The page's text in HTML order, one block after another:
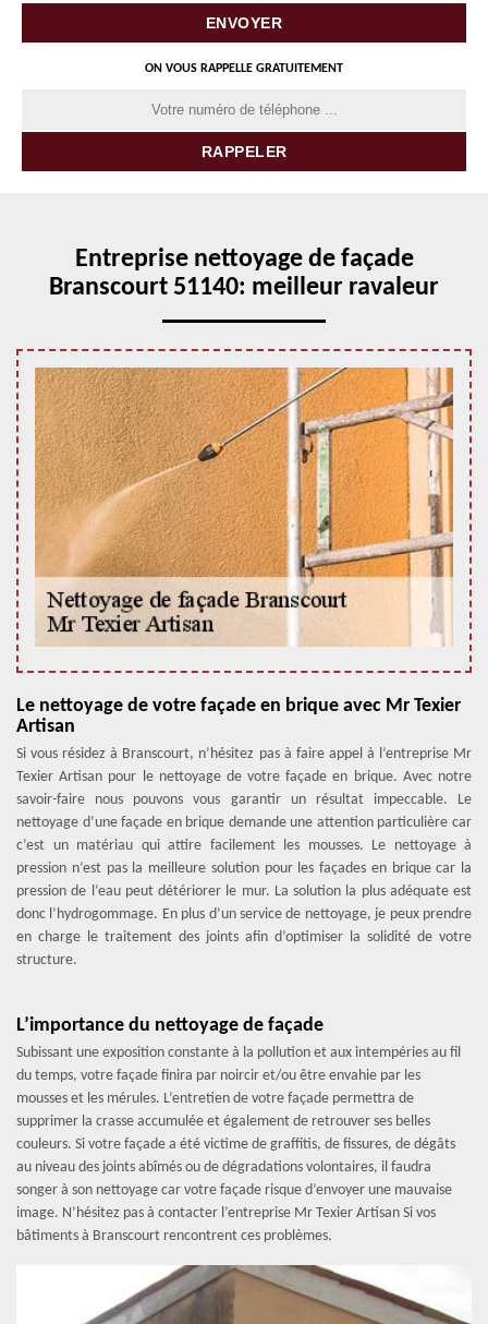
ON VOUS RAPPELLE GRATUITEMENT
Entreprise nettoyage de façade
Branscourt 51140: meilleur ravaleur
Le nettoyage de votre façade en brique avec Mr Texier
Artisan
Si vous résidez à Branscourt, n’hésitez pas à faire appel à l’entreprise Mr
Texier Artisan pour le nettoyage de votre façade en brique. Avec notre
savoir-faire nous pouvons vous garantir un résultat impeccable. Le
nettoyage d’une façade en brique demande une attention particulière car
c’est un matériau qui attire facilement les mousses. Le nettoyage à
pression n’est pas la meilleure solution pour les façades en brique car la
pression de l‘eau peut détériorer le mur. La solution la plus adéquate est
donc l’hydrogommage. En plus d’un service de nettoyage, je peux prendre
en charge le traitement des joints afin d’optimiser la solidité de votre
structure.
L’importance du nettoyage de façade
Subissant une exposition constante à la pollution et aux intempéries au fil
du temps, votre façade finira par noircir et/ou être envahie par les
mousses et les mérules. L’entretien de votre façade permettra de
supprimer la crasse accumulée et également de retrouver ses belles
couleurs. Si votre façade a été victime de graffitis, de fissures, de dégâts
au niveau des joints abîmés ou de dégradations volontaires, il faudra
songer à son nettoyage car votre façade risque d’envoyer une mauvaise
image. N’hésitez pas à contacter l’entreprise Mr Texier Artisan Si vos
bâtiments à Branscourt rencontrent ces problèmes.